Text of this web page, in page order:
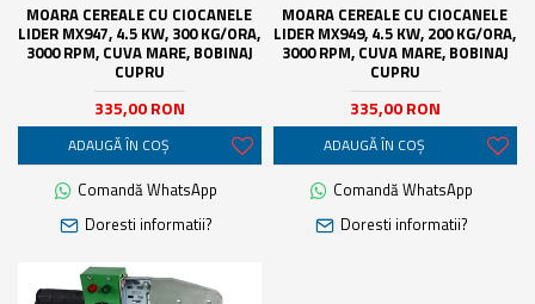
MOARA CEREALE CU CIOCANELE
LIDER MX947, 4.5 KW, 300 KG/ORA,
3000 RPM, CUVA MARE, BOBINAJ
CUPRU
335,00 RON
ADAUGĂ ÎN COŞ
Comandă WhatsApp
Doresti informatii?
MOARA CEREALE CU CIOCANELE
LIDER MX949, 4.5 KW, 200 KG/ORA,
3000 RPM, CUVA MARE, BOBINAJ
CUPRU
335,00 RON
ADAUGĂ ÎN COŞ
Comandă WhatsApp
Doresti informatii?